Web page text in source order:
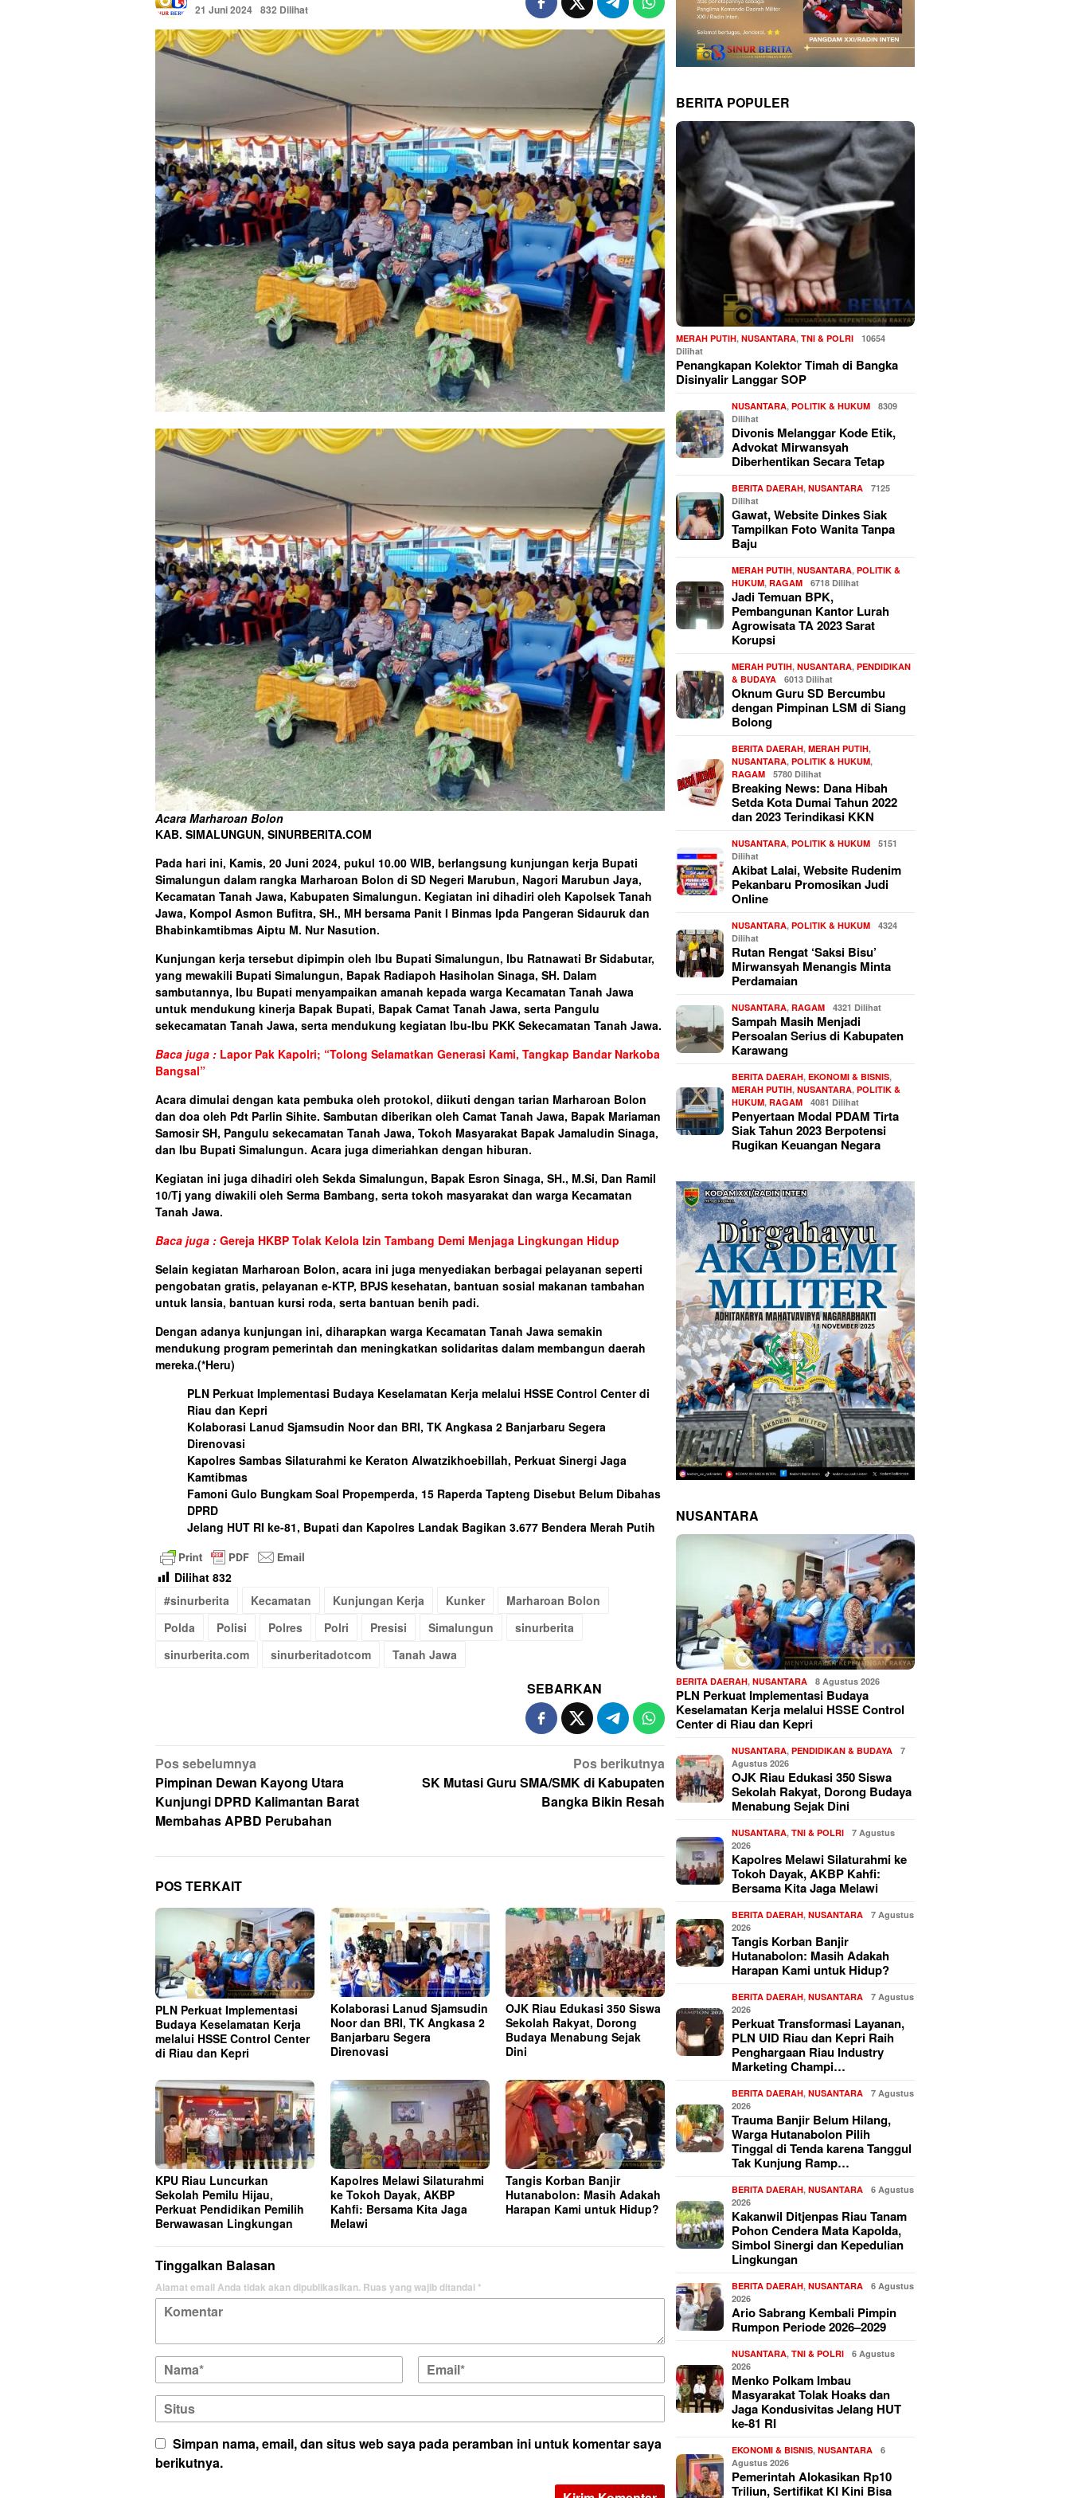
21 Juni 2024 832 Dilihat
Acara Marharoan Bolon
KAB. SIMALUNGUN, SINURBERITA.COM
Pada hari ini, Kamis, 20 Juni 2024, pukul 10.00 WIB, berlangsung kunjungan kerja Bupati
Simalungun dalam rangka Marharoan Bolon di SD Negeri Marubun, Nagori Marubun Jaya,
Kecamatan Tanah Jawa, Kabupaten Simalungun. Kegiatan ini dihadiri oleh Kapolsek Tanah
Jawa, Kompol Asmon Bufitra, SH., MH bersama Panit I Binmas Ipda Pangeran Sidauruk dan
Bhabinkamtibmas Aiptu M. Nur Nasution.
Kunjungan kerja tersebut dipimpin oleh Ibu Bupati Simalungun, Ibu Ratnawati Br Sidabutar,
yang mewakili Bupati Simalungun, Bapak Radiapoh Hasiholan Sinaga, SH. Dalam
sambutannya, Ibu Bupati menyampaikan amanah kepada warga Kecamatan Tanah Jawa
untuk mendukung kinerja Bapak Bupati, Bapak Camat Tanah Jawa, serta Pangulu
sekecamatan Tanah Jawa, serta mendukung kegiatan Ibu-Ibu PKK Sekecamatan Tanah Jawa.
Baca juga : Lapor Pak Kapolri; “Tolong Selamatkan Generasi Kami, Tangkap Bandar Narkoba
Bangsal”
Acara dimulai dengan kata pembuka oleh protokol, diikuti dengan tarian Marharoan Bolon
dan doa oleh Pdt Parlin Sihite. Sambutan diberikan oleh Camat Tanah Jawa, Bapak Mariaman
Samosir SH, Pangulu sekecamatan Tanah Jawa, Tokoh Masyarakat Bapak Jamaludin Sinaga,
dan Ibu Bupati Simalungun. Acara juga dimeriahkan dengan hiburan.
Kegiatan ini juga dihadiri oleh Sekda Simalungun, Bapak Esron Sinaga, SH., M.Si, Dan Ramil
10/Tj yang diwakili oleh Serma Bambang, serta tokoh masyarakat dan warga Kecamatan
Tanah Jawa.
Baca juga : Gereja HKBP Tolak Kelola Izin Tambang Demi Menjaga Lingkungan Hidup
Selain kegiatan Marharoan Bolon, acara ini juga menyediakan berbagai pelayanan seperti
pengobatan gratis, pelayanan e-KTP, BPJS kesehatan, bantuan sosial makanan tambahan
untuk lansia, bantuan kursi roda, serta bantuan benih padi.
Dengan adanya kunjungan ini, diharapkan warga Kecamatan Tanah Jawa semakin
mendukung program pemerintah dan meningkatkan solidaritas dalam membangun daerah
mereka.(*Heru)
PLN Perkuat Implementasi Budaya Keselamatan Kerja melalui HSSE Control Center di
Riau dan Kepri
Kolaborasi Lanud Sjamsudin Noor dan BRI, TK Angkasa 2 Banjarbaru Segera
Direnovasi
Kapolres Sambas Silaturahmi ke Keraton Alwatzikhoebillah, Perkuat Sinergi Jaga
Kamtibmas
Famoni Gulo Bungkam Soal Propemperda, 15 Raperda Tapteng Disebut Belum Dibahas
DPRD
Jelang HUT RI ke-81, Bupati dan Kapolres Landak Bagikan 3.677 Bendera Merah Putih
Dilihat 832
#sinurberita
Kecamatan Kunjungan Kerja Kunker
Marharoan Bolon
Polda
Polisi Polres Polri Presisi Simalungun
sinurberita
sinurberita.com
sinurberitadotcom Tanah Jawa
SEBARKAN
Navigasi
pos
Pos sebelumnya
Pimpinan Dewan Kayong Utara
Kunjungi DPRD Kalimantan Barat
Membahas APBD Perubahan
Pos berikutnya
SK Mutasi Guru SMA/SMK di Kabupaten
Bangka Bikin Resah
POS TERKAIT
PLN Perkuat Implementasi
Budaya Keselamatan Kerja
melalui HSSE Control Center
di Riau dan Kepri
Kolaborasi Lanud Sjamsudin
Noor dan BRI, TK Angkasa 2
Banjarbaru Segera
Direnovasi
OJK Riau Edukasi 350 Siswa
Sekolah Rakyat, Dorong
Budaya Menabung Sejak
Dini
KPU Riau Luncurkan
Sekolah Pemilu Hijau,
Perkuat Pendidikan Pemilih
Berwawasan Lingkungan
Kapolres Melawi Silaturahmi
ke Tokoh Dayak, AKBP
Kahfi: Bersama Kita Jaga
Melawi
Tangis Korban Banjir
Hutanabolon: Masih Adakah
Harapan Kami untuk Hidup?
Tinggalkan Balasan
Alamat email Anda tidak akan dipublikasikan. Ruas yang wajib ditandai*
Simpan nama, email, dan situs web saya pada peramban ini untuk komentar saya
berikutnya.
BERITA POPULER
MERAH PUTIH,NUSANTARA,TNI & POLRI
10654
Dilihat
Penangkapan Kolektor Timah di Bangka
Disinyalir Langgar SOP
NUSANTARA,POLITIK & HUKUM
8309
Dilihat
Divonis Melanggar Kode Etik,
Advokat Mirwansyah
Diberhentikan Secara Tetap
BERITA DAERAH,NUSANTARA
7125
Dilihat
Gawat, Website Dinkes Siak
Tampilkan Foto Wanita Tanpa
Baju
MERAH PUTIH,NUSANTARA,POLITIK &
HUKUM,RAGAM 6718 Dilihat
Jadi Temuan BPK,
Pembangunan Kantor Lurah
Agrowisata TA 2023 Sarat
Korupsi
MERAH PUTIH,NUSANTARA,PENDIDIKAN
& BUDAYA
6013 Dilihat
Oknum Guru SD Bercumbu
dengan Pimpinan LSM di Siang
Bolong
BERITA DAERAH,MERAH PUTIH,
NUSANTARA,POLITIK & HUKUM,
RAGAM
5780 Dilihat
Breaking News: Dana Hibah
Setda Kota Dumai Tahun 2022
dan 2023 Terindikasi KKN
NUSANTARA,POLITIK & HUKUM
5151
Dilihat
Akibat Lalai, Website Rudenim
Pekanbaru Promosikan Judi
Online
NUSANTARA,POLITIK & HUKUM
4324
Dilihat
Rutan Rengat ‘Saksi Bisu’
Mirwansyah Menangis Minta
Perdamaian
NUSANTARA,RAGAM 4321 Dilihat
Sampah Masih Menjadi
Persoalan Serius di Kabupaten
Karawang
BERITA DAERAH,EKONOMI & BISNIS,
MERAH PUTIH,NUSANTARA,POLITIK &
HUKUM,RAGAM 4081 Dilihat
Penyertaan Modal PDAM Tirta
Siak Tahun 2023 Berpotensi
Rugikan Keuangan Negara
NUSANTARA
BERITA DAERAH,NUSANTARA 8 Agustus 2026
PLN Perkuat Implementasi Budaya
Keselamatan Kerja melalui HSSE Control
Center di Riau dan Kepri
NUSANTARA,PENDIDIKAN & BUDAYA
7
Agustus 2026
OJK Riau Edukasi 350 Siswa
Sekolah Rakyat, Dorong Budaya
Menabung Sejak Dini
NUSANTARA,TNI & POLRI
7 Agustus
2026
Kapolres Melawi Silaturahmi ke
Tokoh Dayak, AKBP Kahfi:
Bersama Kita Jaga Melawi
BERITA DAERAH,NUSANTARA
7 Agustus
2026
Tangis Korban Banjir
Hutanabolon: Masih Adakah
Harapan Kami untuk Hidup?
BERITA DAERAH,NUSANTARA
7 Agustus
2026
Perkuat Transformasi Layanan,
PLN UID Riau dan Kepri Raih
Penghargaan Riau Industry
Marketing Champi…
BERITA DAERAH,NUSANTARA
7 Agustus
2026
Trauma Banjir Belum Hilang,
Warga Hutanabolon Pilih
Tinggal di Tenda karena Tanggul
Tak Kunjung Ramp…
BERITA DAERAH,NUSANTARA
6 Agustus
2026
Kakanwil Ditjenpas Riau Tanam
Pohon Cendera Mata Kapolda,
Simbol Sinergi dan Kepedulian
Lingkungan
BERITA DAERAH,NUSANTARA
6 Agustus
2026
Ario Sabrang Kembali Pimpin
Rumpon Periode 2026–2029
NUSANTARA,TNI & POLRI
6 Agustus
2026
Menko Polkam Imbau
Masyarakat Tolak Hoaks dan
Jaga Kondusivitas Jelang HUT
ke-81 RI
EKONOMI & BISNIS,NUSANTARA
6
Agustus 2026
Pemerintah Alokasikan Rp10
Triliun, Sertifikat KI Kini Bisa